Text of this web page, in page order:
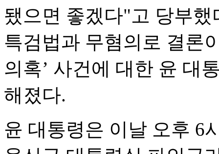
됐으면 좋겠다"고 당부
특검법과 무혐의로 결론
의혹’ 사건에 대한 윤 대
해졌다.
윤 대통령은 이날 오후 6